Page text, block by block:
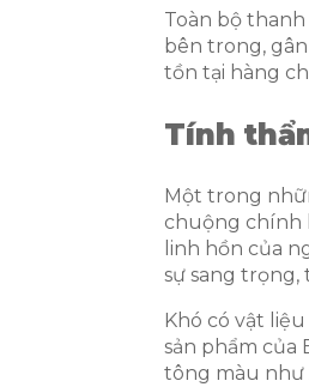
Toàn bộ
bên trong,
tồn tại hàng
Tính
Một trong
chuộng chính
linh hồn của
sự sang trọng,
Khó có vật
sản phẩm của
tông màu như